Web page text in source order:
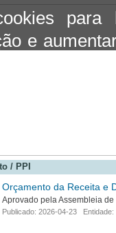
para
e
basta
a
/ PPI
Orçamento da Receita e
Aprovado pela Assembleia
Publicado: 2026-04-23